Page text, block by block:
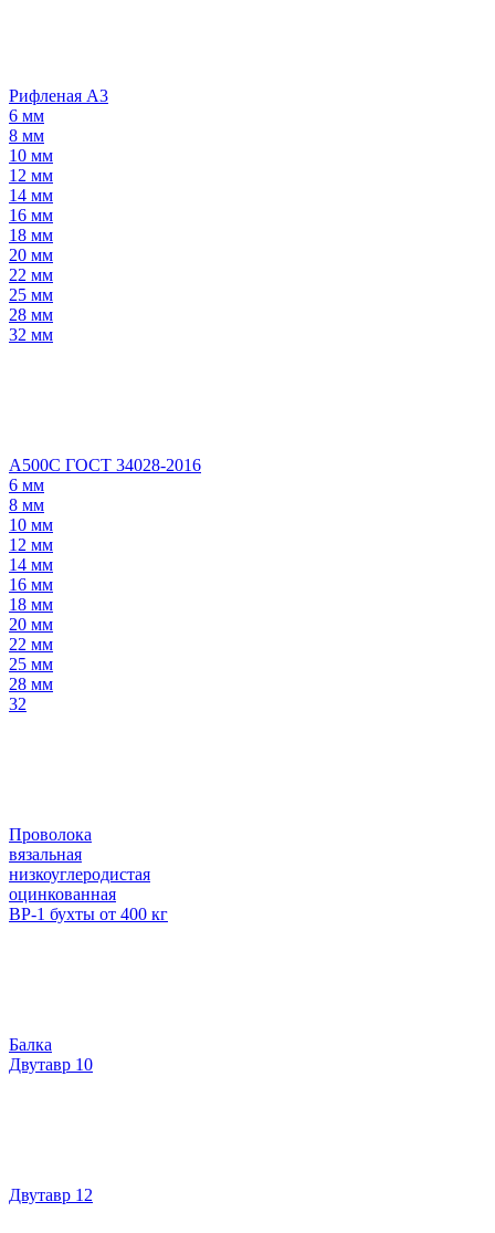
Рифленая А3
6 мм
8 мм
10 мм
12 мм
14 мм
16 мм
18 мм
20 мм
22 мм
25 мм
28 мм
32 мм
А500С ГОСТ 34028-2016
6 мм
8 мм
10 мм
12 мм
14 мм
16 мм
18 мм
20 мм
22 мм
25 мм
28 мм
32
Проволока
вязальная
низкоуглеродистая
оцинкованная
ВР-1 бухты от 400 кг
Балка
Двутавр 10
Двутавр 12